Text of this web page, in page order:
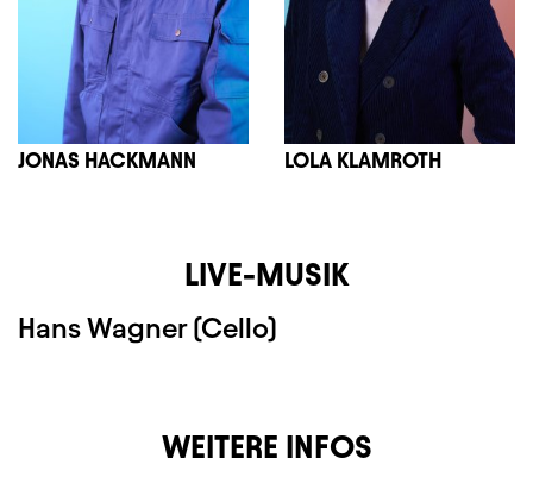
JONAS HACKMANN LOLA KLAMROTH
LIVE-MUSIK
Hans Wagner (Cello)
WEITERE INFOS